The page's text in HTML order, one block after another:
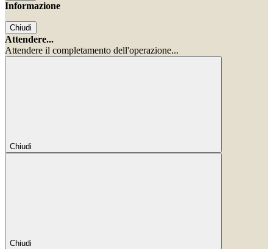
Informazione
Chiudi
Attendere...
Attendere il completamento dell'operazione...
Chiudi
Chiudi